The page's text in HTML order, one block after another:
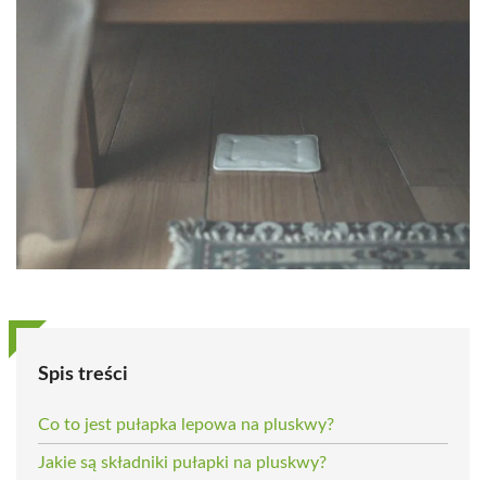
Spis treści
Co to jest pułapka lepowa na pluskwy?
Jakie są składniki pułapki na pluskwy?